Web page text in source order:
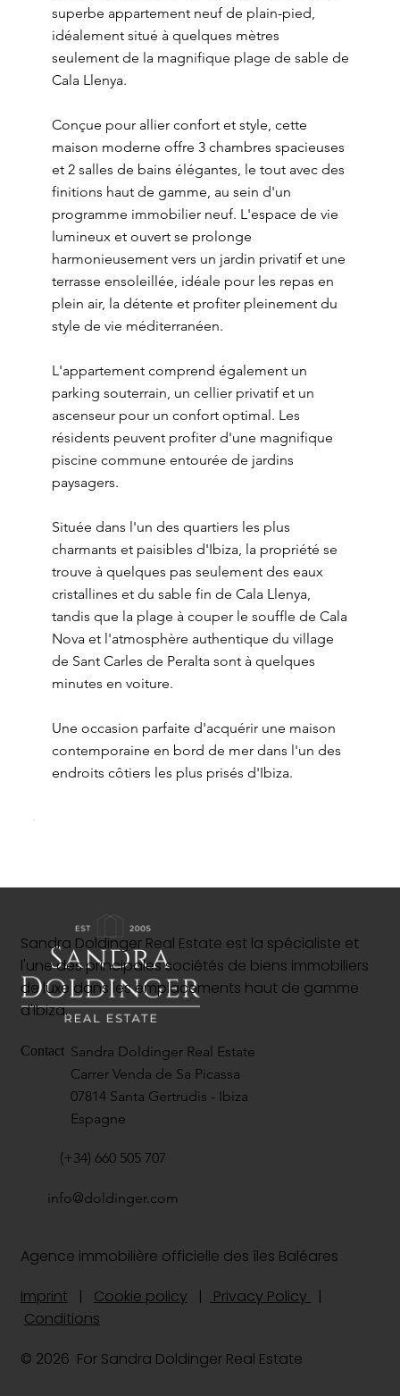
superbe appartement neuf de plain-pied,
idéalement situé à quelques mètres
seulement de la magnifique plage de sable de
Cala Llenya.
Conçue pour allier confort et style, cette
maison moderne offre 3 chambres spacieuses
et 2 salles de bains élégantes, le tout avec des
finitions haut de gamme, au sein d'un
programme immobilier neuf. L'espace de vie
lumineux et ouvert se prolonge
harmonieusement vers un jardin privatif et une
terrasse ensoleillée, idéale pour les repas en
plein air, la détente et profiter pleinement du
style de vie méditerranéen.
L'appartement comprend également un
parking souterrain, un cellier privatif et un
ascenseur pour un confort optimal. Les
résidents peuvent profiter d'une magnifique
piscine commune entourée de jardins
paysagers.
Située dans l'un des quartiers les plus
charmants et paisibles d'Ibiza, la propriété se
trouve à quelques pas seulement des eaux
cristallines et du sable fin de Cala Llenya,
tandis que la plage à couper le souffle de Cala
Nova et l'atmosphère authentique du village
de Sant Carles de Peralta sont à quelques
minutes en voiture.
Une occasion parfaite d'acquérir une maison
contemporaine en bord de mer dans l'un des
endroits côtiers les plus prisés d'Ibiza.
Sandra Doldinger Real Estate est la spécialiste et
l'une des principales sociétés de biens immobiliers
de luxe dans les emplacements haut de gamme
d'Ibiza.
Agence immobilière officielle des îles Baléares
© 2026 For Sandra Doldinger Real Estate
Contact Sandra Doldinger Real Estate
Carrer Venda de Sa Picassa
07814 Santa Gertrudis - Ibiza
Espagne
Imprint | Cookie policy | Privacy Policy
|
Conditions
(+34) 660 505 707
info@doldinger.com